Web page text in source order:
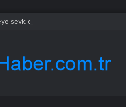
sevk edildi